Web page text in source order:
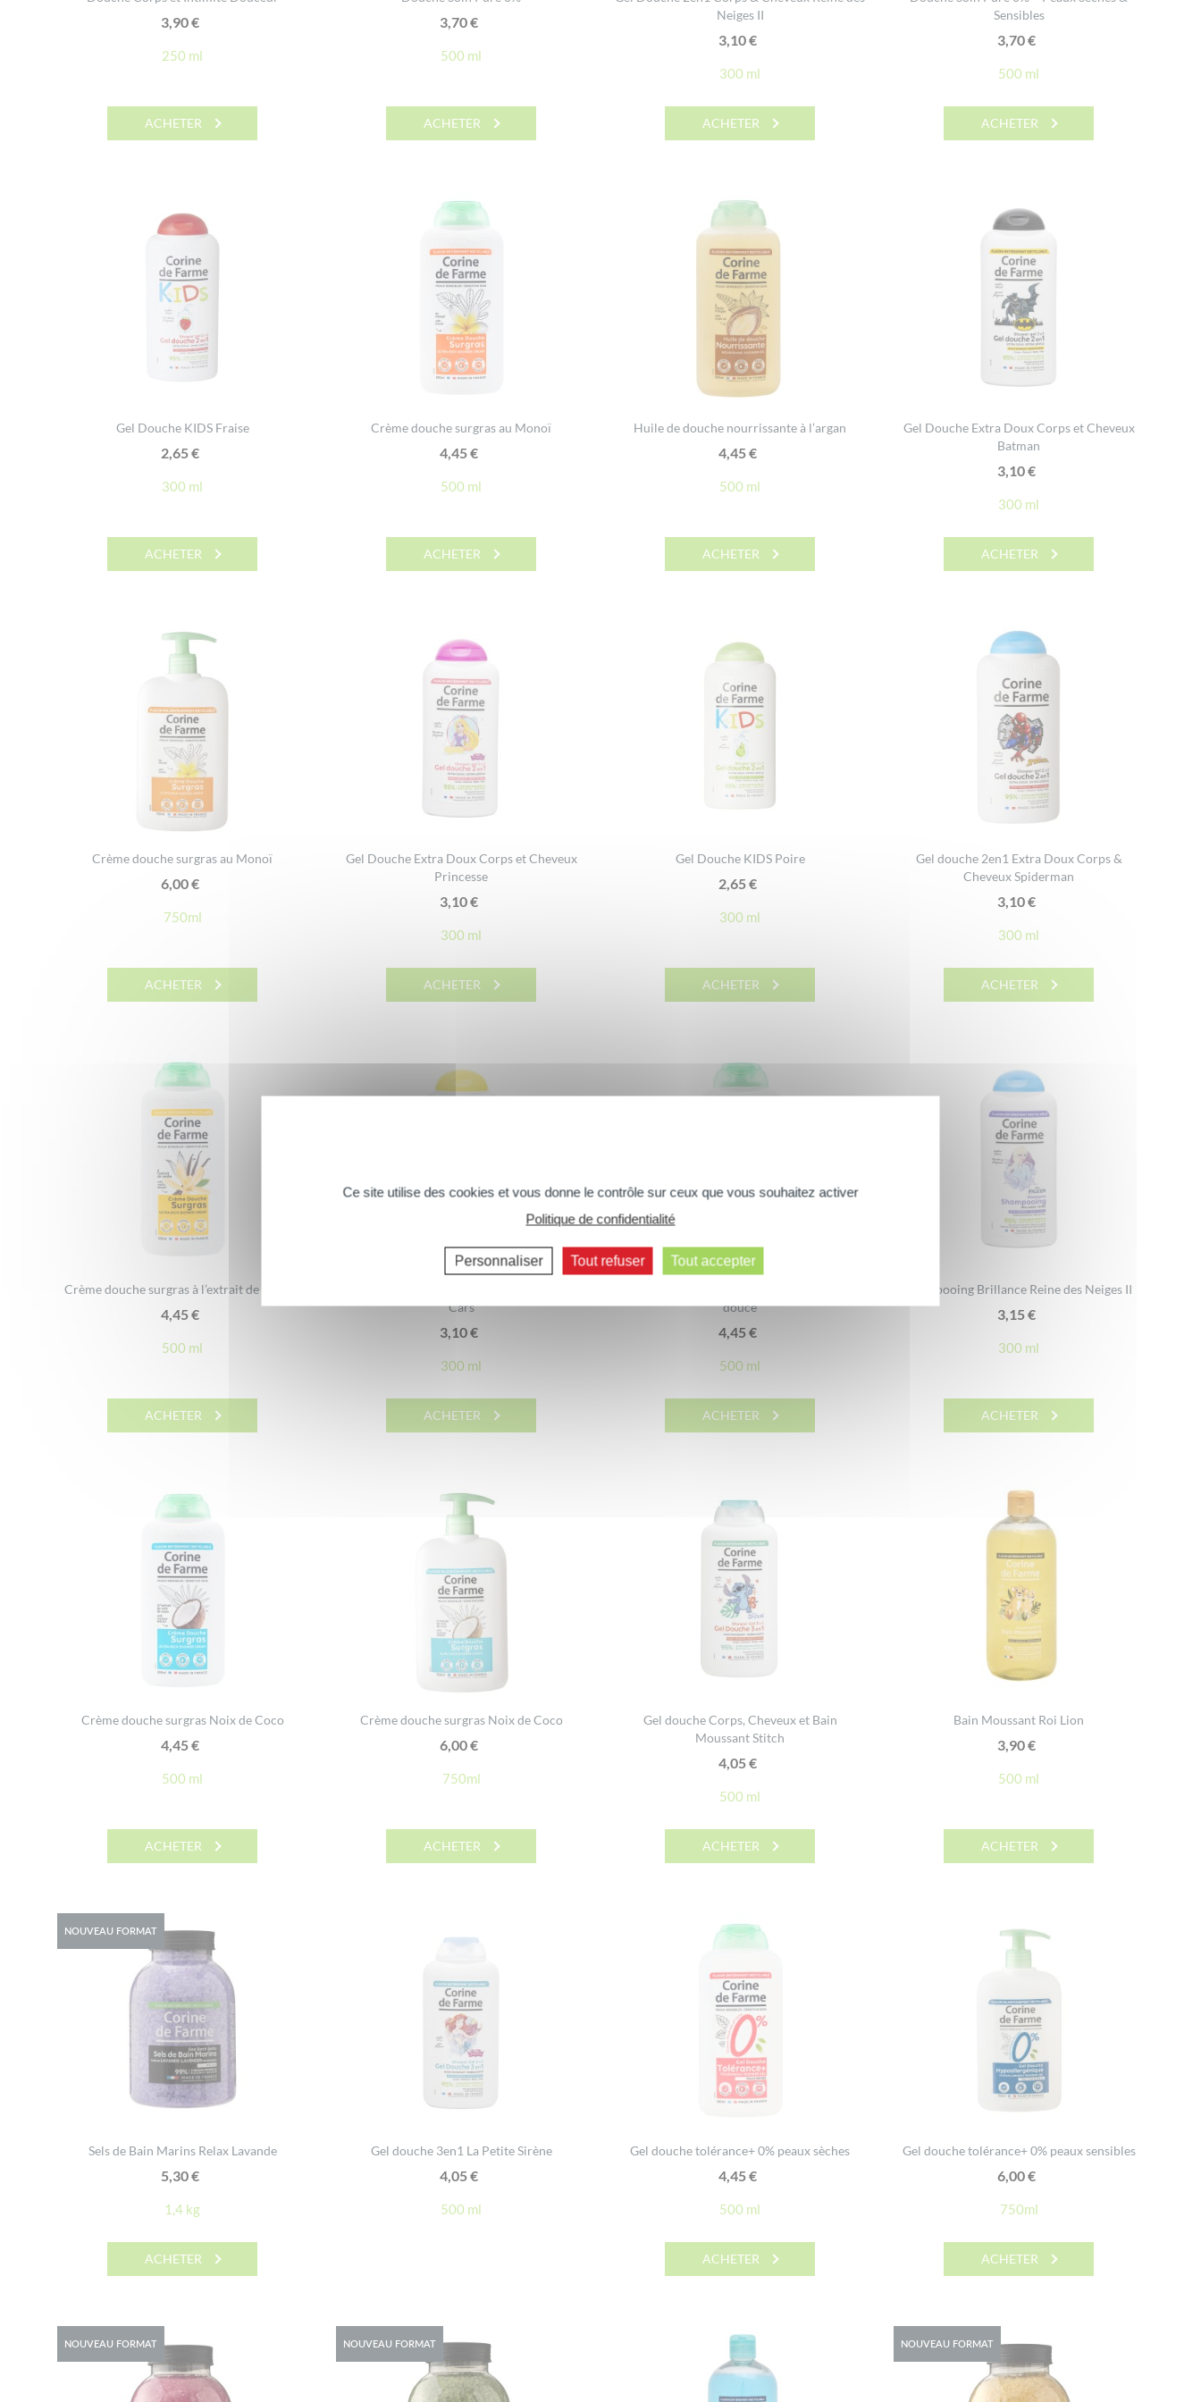
3,90€
250 ml
ACHETER
3,70€
500 ml
ACHETER
Neiges II
3,10€
300 ml
ACHETER
Sensibles
3,70€
500 ml
ACHETER
Gel Douche KIDS Fraise
2,65€
300 ml
ACHETER
Crème douche surgras au Monoï
4,45€
500 ml
ACHETER
Huile de douche nourrissante à l’argan
4,45€
500 ml
ACHETER
Gel Douche Extra Doux Corps et Cheveux
Batman
3,10€
300 ml
ACHETER
Crème douche surgras au Monoï
6,00€
750ml
ACHETER
Gel Douche Extra Doux Corps et Cheveux
Princesse
3,10€
300 ml
ACHETER
Gel Douche KIDS Poire
2,65€
300 ml
ACHETER
Gel douche 2en1 Extra Doux Corps &
Cheveux Spiderman
3,10€
300 ml
ACHETER
Crème douche surgras à l’extrait de Vanille
4,45€
500 ml
ACHETER
Cars
3,10€
300 ml
ACHETER
douce
4,45€
500 ml
ACHETER
Shampooing Brillance Reine des Neiges II
3,15€
300 ml
ACHETER
Crème douche surgras Noix de Coco
4,45€
500 ml
ACHETER
Crème douche surgras Noix de Coco
6,00€
750ml
ACHETER
Gel douche Corps, Cheveux et Bain
Moussant Stitch
4,05€
500 ml
ACHETER
Bain Moussant Roi Lion
3,90€
500 ml
ACHETER
NOUVEAU FORMAT
Sels de Bain Marins Relax Lavande
5,30€
1,4 kg
ACHETER
Gel douche 3en1 La Petite Sirène
4,05€
500 ml
Gel douche tolérance+ 0% peaux sèches
4,45€
500 ml
ACHETER
Gel douche tolérance+ 0% peaux sensibles
6,00€
750ml
ACHETER
NOUVEAU FORMAT NOUVEAU FORMAT NOUVEAU FORMAT
Ce site utilise des cookies et vous donne le contrôle sur ceux que vous souhaitez activer
Politique de confidentialité
Personnaliser Tout refuser Tout accepter